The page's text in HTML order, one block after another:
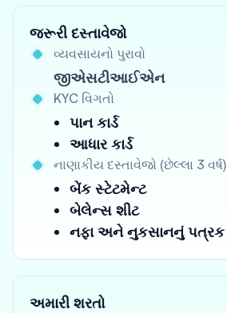
જરૂરી દસ્તાવેજો
વ્યવસાયનો પુરાવો
જીએસટીઆઈએન
KYC વિગતો
પાન કાર્ડ
આધાર કાર્ડ
નાણાકીય દસ્તાવેજો (છેલ્લા 3 વર્ષ)
બેંક સ્ટેટમેન્ટ
બેલેન્સ શીટ
નફા અને નુકસાનનું પત્રક
અમારી શરતો